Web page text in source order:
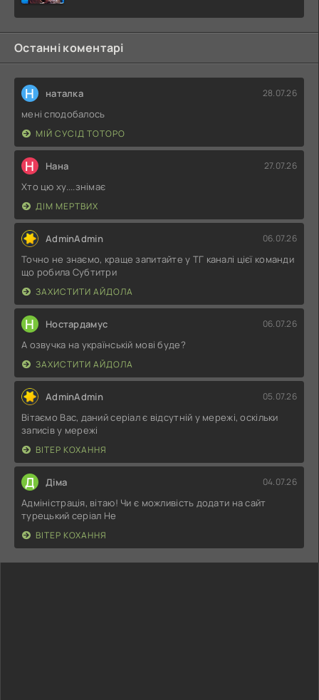
Останні коментарі
Н наталка 28.07.26
мені сподобалось
МІЙ СУСІД ТОТОРО
Н Нана 27.07.26
Хто цю ху....знімає
ДІМ МЕРТВИХ
AdminAdmin 06.07.26
Точно не знаємо, краще запитайте у ТГ каналі цієї команди
що робила Субтитри
ЗАХИСТИТИ АЙДОЛА
Н Ностардамус 06.07.26
А озвучка на українській мові буде?
ЗАХИСТИТИ АЙДОЛА
AdminAdmin 05.07.26
Вітаємо Вас, даний серіал є відсутній у мережі, оскільки
записів у мережі
ВІТЕР КОХАННЯ
Д Діма 04.07.26
Адміністрація, вітаю! Чи є можливість додати на сайт
турецький серіал Не
ВІТЕР КОХАННЯ